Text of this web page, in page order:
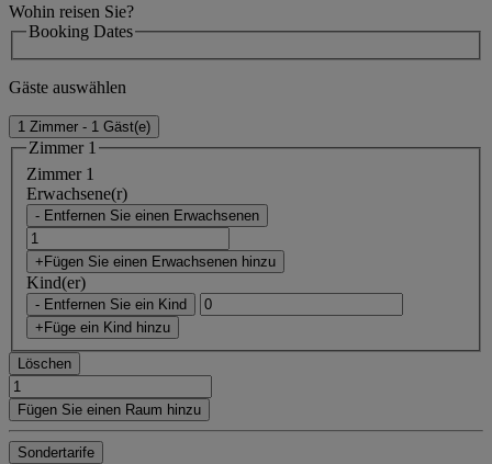
Wohin reisen Sie?
Booking Dates
Gäste auswählen
1 Zimmer - 1 Gäst(e)
Zimmer 1
Zimmer 1
Erwachsene(r)
- Entfernen Sie einen Erwachsenen
+Fügen Sie einen Erwachsenen hinzu
Kind(er)
- Entfernen Sie ein Kind
+Füge ein Kind hinzu
Löschen
Fügen Sie einen Raum hinzu
Sondertarife